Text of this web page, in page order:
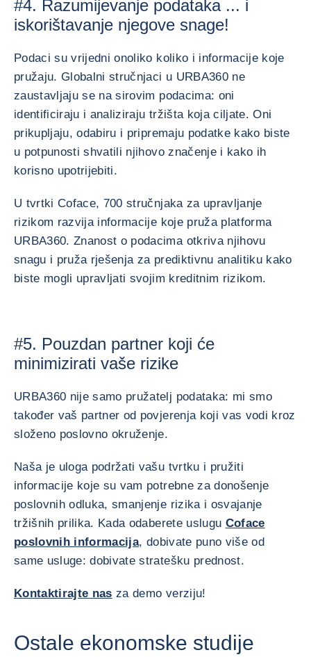
#4. Razumijevanje podataka ... i
iskorištavanje njegove snage!
Podaci su vrijedni onoliko koliko i informacije koje
pružaju. Globalni stručnjaci u URBA360 ne
zaustavljaju se na sirovim podacima: oni
identificiraju i analiziraju tržišta koja ciljate. Oni
prikupljaju, odabiru i pripremaju podatke kako biste
u potpunosti shvatili njihovo značenje i kako ih
korisno upotrijebiti.
U tvrtki Coface, 700 stručnjaka za upravljanje
rizikom razvija informacije koje pruža platforma
URBA360. Znanost o podacima otkriva njihovu
snagu i pruža rješenja za prediktivnu analitiku kako
biste mogli upravljati svojim kreditnim rizikom.
#5. Pouzdan partner koji će
minimizirati vaše rizike
URBA360 nije samo pružatelj podataka: mi smo
također vaš partner od povjerenja koji vas vodi kroz
složeno poslovno okruženje.
Naša je uloga podržati vašu tvrtku i pružiti
informacije koje su vam potrebne za donošenje
poslovnih odluka, smanjenje rizika i osvajanje
tržišnih prilika. Kada odaberete uslugu Coface
poslovnih informacija, dobivate puno više od
same usluge: dobivate stratešku prednost.
Kontaktirajte nas za demo verziju!
Ostale ekonomske studije